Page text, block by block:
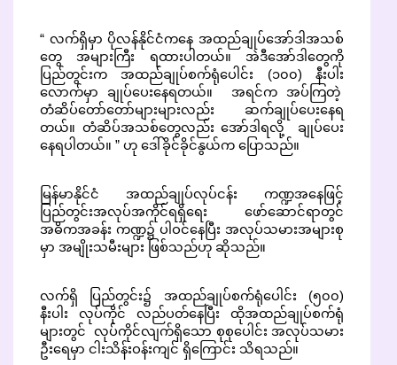
“ လက်ရှိမှာ ပိုလန်နိုင်ငံကနေ အထည်ချုပ်အော်ဒါအသစ်
တွေ အများကြီး ရထားပါတယ်။ အဲဒီအော်ဒါတွေကို
ပြည်တွင်းက အထည်ချုပ်စက်ရုံပေါင်း (၁၀၀) နီးပါး
လောက်မှာ ချုပ်ပေးနေရတယ်။ အရင်က အပ်ကြတဲ့
တံဆိပ်တော်တော်များများလည်း ဆက်ချုပ်ပေးနေရ
တယ်။ တံဆိပ်အသစ်တွေလည်း အော်ဒါရလို့ ချုပ်ပေး
နေရပါတယ်။ ” ဟု ဒေါ်ခိုင်ခိုင်နွယ်က ပြောသည်။
မြန်မာနိုင်ငံ အထည်ချုပ်လုပ်ငန်း ကဏ္ဍအနေဖြင့်
ပြည်တွင်းအလုပ်အကိုင်ရရှိရေး ဖော်ဆောင်ရာတွင်
အဓိကအခန်း ကဏ္ဍ၌ ပါဝင်နေပြီး အလုပ်သမားအများစု
မှာ အမျိုးသမီးများ ဖြစ်သည်ဟု ဆိုသည်။
လက်ရှိ ပြည်တွင်း၌ အထည်ချုပ်စက်ရုံပေါင်း (၅၀၀)
နီးပါး လုပ်ကိုင် လည်ပတ်နေပြီး ထိုအထည်ချုပ်စက်ရုံ
များတွင် လုပ်ကိုင်လျက်ရှိသော စုစုပေါင်း အလုပ်သမား
ဦးရေမှာ ငါးသိန်းဝန်းကျင် ရှိကြောင်း သိရသည်။